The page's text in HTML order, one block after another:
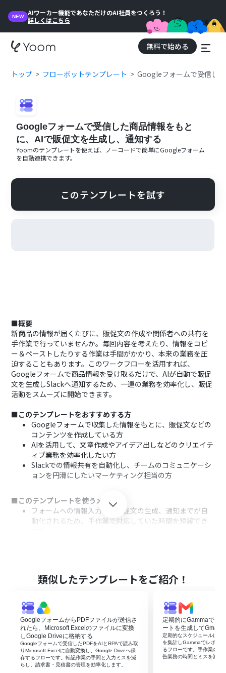
NEW
AIワーカー機能であなただけのAI社員をつくろう！
詳しくはこちら
無料で始める
トップ フローボットテンプレート Googleフォームで受信し
Googleフォームで受信した商品情報をもと
に、AIで販促文を生成し、通知する
Yoomのテンプレートを使えば、ノーコードで簡単にGoogleフォーム
を自動連携できます。
このテンプレートを試す
■概要
新商品の情報が届くたびに、販促文の作成や関係者への共有を
手作業で行っていませんか。毎回内容を考えたり、情報をコピ
ー＆ペーストしたりする作業は手間がかかり、本来の業務を圧
迫することもあります。このワークフローを活用すれば、
Googleフォームで商品情報を受け取るだけで、AIが自動で販促
文を生成しSlackへ通知するため、一連の業務を効率化し、販促
活動をスムーズに開始できます。
■このテンプレートをおすすめする方
Googleフォームで収集した情報をもとに、販促文などの
コンテンツを作成している方
AIを活用して、文章作成やアイデア出しなどのクリエイテ
ィブ業務を効率化したい方
Slackでの情報共有を自動化し、チームのコミュニケーシ
ョンを円滑にしたいマーケティング担当の方
■このテンプレートを使うメリット
フォームへの情報入力から販促文の生成、通知までが自
動化されるため、手作業で対応していた時間を短縮でき
■フローボットの流れ
す。
次に、トリガーでGoogleフォームを設定し、フォームに
新しい回答が送信されたことをきっかけにフローが起動す
るようにします。
次に、オペレーションでAI機能の「テキストを生成」を選
択し、Googleフォームから受け取った商品情報をもとに
販促文を生成するよう設定します。
類似したテンプレートをご紹介！
GoogleフォームからPDFファイルが送信さ
れたら、Microsoft Excelのファイルに変換
しGoogle Driveに格納する
Googleフォームで受信したPDFをAIとRPAで読み取
りMicrosoft Excelに自動変換し、Google Driveへ保
存するフローです。転記作業の手間と入力ミスを減
らし、請求書・見積書の管理を効率化します。
定期的にGammaでフ
ートを生成してGmail
定期的なスケジュールに合
を集計しGammaでレポー
るフローです。手作業の集
告業務の時間とミスを減ら